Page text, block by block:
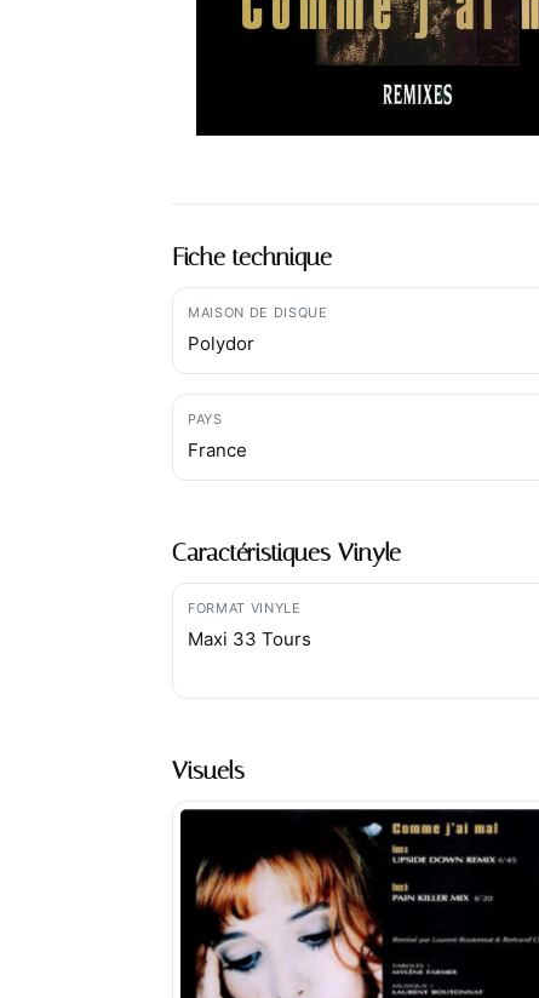
Fiche technique
MAISON DE DISQUE
Polydor
PAYS
France
Caractéristiques Vinyle
FORMAT VINYLE
Maxi 33 Tours
Visuels